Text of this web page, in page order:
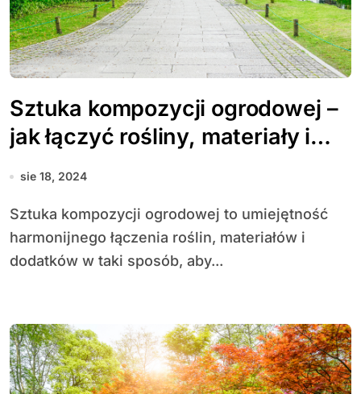
Sztuka kompozycji ogrodowej –
jak łączyć rośliny, materiały i
dodatki?
sie 18, 2024
Sztuka kompozycji ogrodowej to umiejętność
harmonijnego łączenia roślin, materiałów i
dodatków w taki sposób, aby...